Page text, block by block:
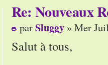
Re: Nouveaux
parSluggy » Mer
Salut à tous,